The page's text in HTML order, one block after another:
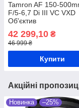
Tamron AF 150-
F/5-6,7 Di III VC VXD
Об'єктив
42 299,10 ₴
46 999 ₴
Купити
Акційні
Новинка –25%